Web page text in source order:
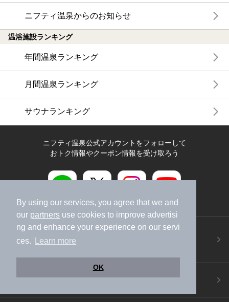
By using our services, you agree that we and
our partners use cookies to improve advertisi
ng and enhance your experience on our servi
ces.
Learn more
OK
ニフティ温泉からのお知らせ
温浴施設ランキング
年間温泉ランキング
月間温泉ランキング
サウナランキング
ニフティ温泉公式アカウントをフォローして
おトク情報やクーポン情報を受け取ろう
ニフティ温泉アプリ
地図から温泉検索！お得な限定クーポンも！